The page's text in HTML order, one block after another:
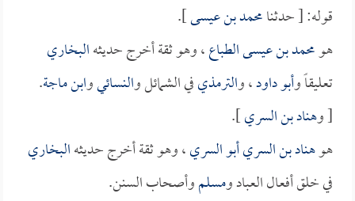
قوله: [ حدثنامحمد بن عيسى].
هومحمد بن عيسى الطباع، وهو ثقة أخرج حديثهالبخاري
تعليقاً وأبو داود، والترمذيفي الشمائل والنسائيوابن ماجة.
[ وهناد بن السري].
هوهناد بن السري أبو السري، وهو ثقة أخرج حديثهالبخاري
في خلق أفعال العباد ومسلموأصحاب السنن.